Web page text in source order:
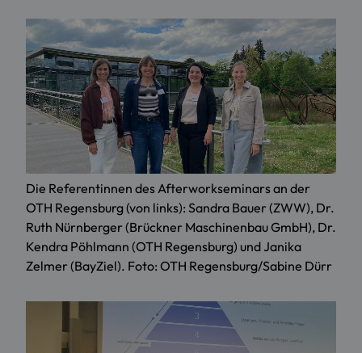
Die Referentinnen des Afterworkseminars an der
OTH Regensburg (von links): Sandra Bauer (ZWW), Dr.
Ruth Nürnberger (Brückner Maschinenbau GmbH), Dr.
Kendra Pöhlmann (OTH Regensburg) und Janika
Zelmer (BayZiel). Foto: OTH Regensburg/Sabine Dürr